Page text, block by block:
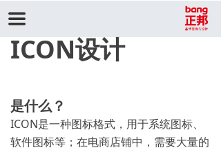
끀
ICON设计
是什么？
ICON是一种图标格式，用于系统图标、
软件图标等；在电商店铺中，需要大量的